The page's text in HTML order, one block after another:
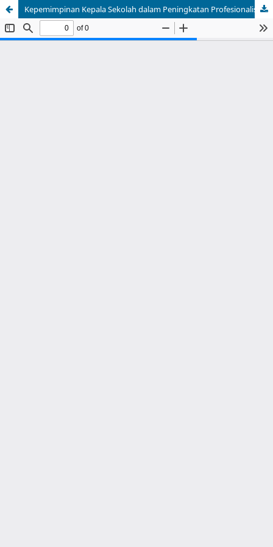
Kepemimpinan Kepala Sekolah dalam Peningkatan Profesionalisme Guru